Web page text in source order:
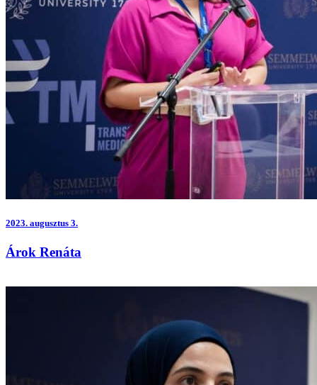
2023. augusztus 3.
Árok Renáta